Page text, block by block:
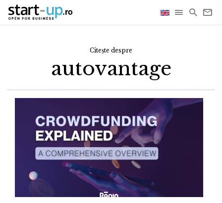
Citește despre
autovantage